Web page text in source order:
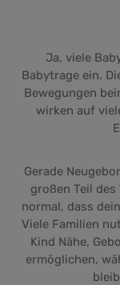
Ja, viele
Babytrage ein.
Bewegungen
wirken auf
Gerade
großen Teil
normal, dass
Viele Familien
Kind Nähe,
ermöglichen,